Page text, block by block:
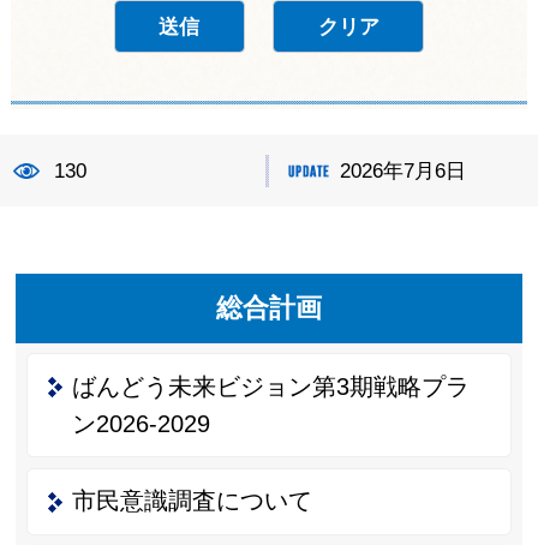
130 2026年7月6日
総合計画
ばんどう未来ビジョン第3期戦略プラ
ン2026-2029
市民意識調査について